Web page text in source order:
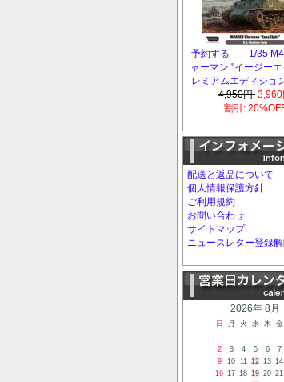
予約する 1/35
ャーマン "イージー
レミアムエディショ
4,950円 3,960
割引:
配送と返品について
個人情報保護方針
ご利用規約
お問い合わせ
サイトマップ
ニュースレター登録
2026年 8月
日 月 火 水 木 金
2
3 4 5 6 7
9
10 11 12 13 14
16 17 18 19 20 21